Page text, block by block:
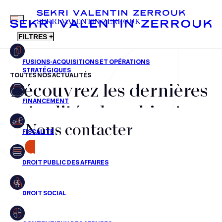
FR EN
MENU
SEKRI VALENTIN ZERROUK
FILTRES +
Fusions-acquisitions et opérations stratégiques
Financement
Fiscalité
Droit public des affaires
Droit social
Droit immobilier
TOUTES NOS ACTUALITÉS
Découvrez les dernières
actualités du cabinet,
nos récompenses et nos
transactions, jour après
jour
Aucun résultats pour cette recherche
Nous contacter